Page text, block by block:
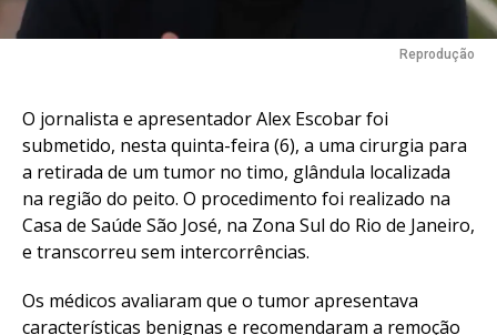
Reprodução
O jornalista e apresentador Alex Escobar foi
submetido, nesta quinta-feira (6), a uma cirurgia para
a retirada de um tumor no timo, glândula localizada
na região do peito. O procedimento foi realizado na
Casa de Saúde São José, na Zona Sul do Rio de Janeiro,
e transcorreu sem intercorrências.
Os médicos avaliaram que o tumor apresentava
características benignas e recomendaram a remoção